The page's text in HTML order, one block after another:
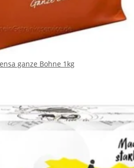
ganze Bohne 1kg